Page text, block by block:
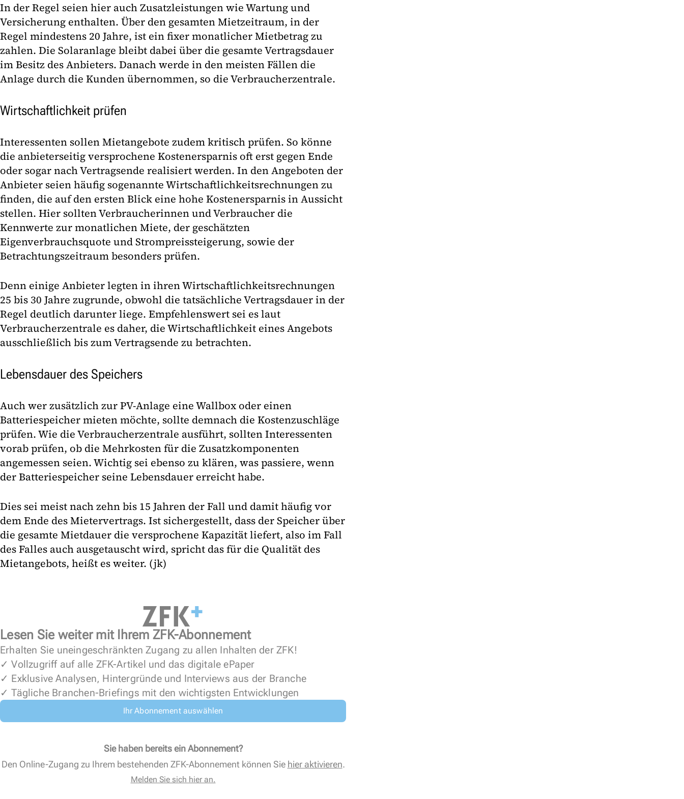
In der Regel seien hier auch Zusatzleistungen wie Wartung und
Versicherung enthalten. Über den gesamten Mietzeitraum, in der
Regel mindestens 20 Jahre, ist ein fixer monatlicher Mietbetrag zu
zahlen. Die Solaranlage bleibt dabei über die gesamte Vertragsdauer
im Besitz des Anbieters. Danach werde in den meisten Fällen die
Anlage durch die Kunden übernommen, so die Verbraucherzentrale.
Wirtschaftlichkeit prüfen
Interessenten sollen Mietangebote zudem kritisch prüfen. So könne
die anbieterseitig versprochene Kostenersparnis oft erst gegen Ende
oder sogar nach Vertragsende realisiert werden. In den Angeboten der
Anbieter seien häufig sogenannte Wirtschaftlichkeitsrechnungen zu
finden, die auf den ersten Blick eine hohe Kostenersparnis in Aussicht
stellen. Hier sollten Verbraucherinnen und Verbraucher die
Kennwerte zur monatlichen Miete, der geschätzten
Eigenverbrauchsquote und Strompreissteigerung, sowie der
Betrachtungszeitraum besonders prüfen.
Denn einige Anbieter legten in ihren Wirtschaftlichkeitsrechnungen
25 bis 30 Jahre zugrunde, obwohl die tatsächliche Vertragsdauer in der
Regel deutlich darunter liege. Empfehlenswert sei es laut
Verbraucherzentrale es daher, die Wirtschaftlichkeit eines Angebots
ausschließlich bis zum Vertragsende zu betrachten.
Lebensdauer des Speichers
Auch wer zusätzlich zur PV-Anlage eine Wallbox oder einen
Batteriespeicher mieten möchte, sollte demnach die Kostenzuschläge
prüfen. Wie die Verbraucherzentrale ausführt, sollten Interessenten
vorab prüfen, ob die Mehrkosten für die Zusatzkomponenten
angemessen seien. Wichtig sei ebenso zu klären, was passiere, wenn
der Batteriespeicher seine Lebensdauer erreicht habe.
Dies sei meist nach zehn bis 15 Jahren der Fall und damit häufig vor
dem Ende des Mietervertrags. Ist sichergestellt, dass der Speicher über
die gesamte Mietdauer die versprochene Kapazität liefert, also im Fall
des Falles auch ausgetauscht wird, spricht das für die Qualität des
Mietangebots, heißt es weiter. (jk)
Lesen Sie weiter mit Ihrem ZFK-Abonnement
Erhalten Sie uneingeschränkten Zugang zu allen Inhalten der ZFK!
✓ Vollzugriff auf alle ZFK-Artikel und das digitale ePaper
✓ Exklusive Analysen, Hintergründe und Interviews aus der Branche
✓ Tägliche Branchen-Briefings mit den wichtigsten Entwicklungen
Ihr Abonnement auswählen
Sie haben bereits ein Abonnement?
Den Online-Zugang zu Ihrem bestehenden ZFK-Abonnement können Sie hier aktivieren.
Melden Sie sich hier an.